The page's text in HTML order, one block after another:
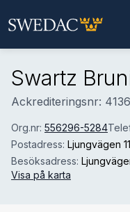
Swartz
Ackrediteringsnr: 4136
Org.nr: 556296-5284
Postadress: Ljungvägen 11
Besöksadress:
Visa på karta